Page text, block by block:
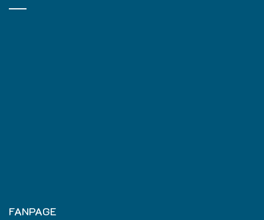
FANPAGE